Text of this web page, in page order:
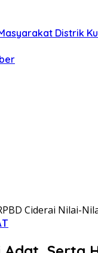
Distrik
Ciderai Nilai-